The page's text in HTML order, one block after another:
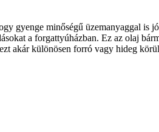
gyenge minőségű üzemanyaggal is
a forgattyúházban. Ez az olaj
akár különösen forró vagy hideg